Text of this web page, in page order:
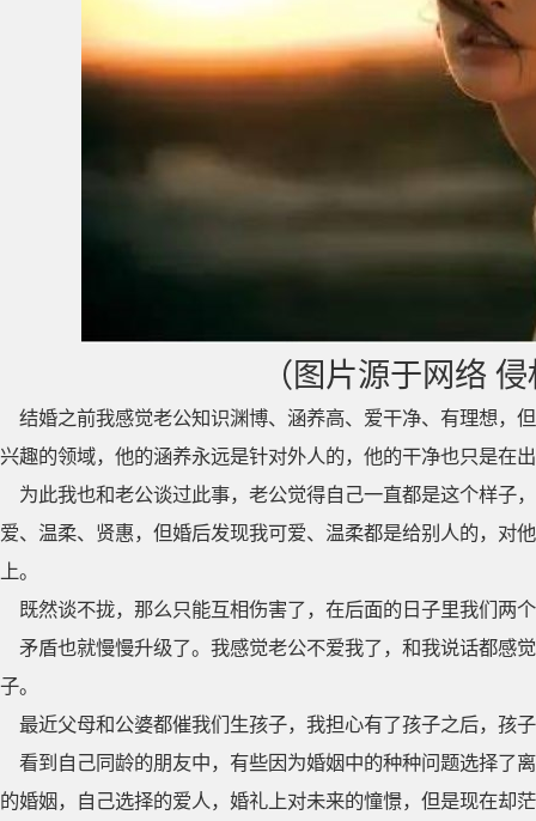
（图片源于网络
结婚之前我感觉老公知识渊博、涵养高、爱干净、有理想，
兴趣的领域，他的涵养永远是针对外人的，他的干净也只是在
为此我也和老公谈过此事，老公觉得自己一直都是这个样子
爱、温柔、贤惠，但婚后发现我可爱、温柔都是给别人的，对
上。
既然谈不拢，那么只能互相伤害了，在后面的日子里我们两
矛盾也就慢慢升级了。我感觉老公不爱我了，和我说话都感
子。
最近父母和公婆都催我们生孩子，我担心有了孩子之后，孩
看到自己同龄的朋友中，有些因为婚姻中的种种问题选择了
的婚姻，自己选择的爱人，婚礼上对未来的憧憬，但是现在却